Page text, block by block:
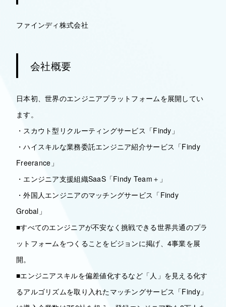
ファインディ株式会社
会社概要
日本初、世界のエンジニアプラットフォームを展開してい
ます。
・スカウト型リクルーティングサービス「Findy」
・ハイスキルな業務委託エンジニア紹介サービス「Findy
Freerance」
・エンジニア支援組織SaaS「Findy Team＋」
・外国人エンジニアのマッチングサービス「Findy
Grobal」
■すべてのエンジニアが不安なく挑戦できる世界共通のプラ
ットフォームをつくることをビジョンに掲げ、4事業を展
開。
■エンジニアスキルを偏差値化するなど「人」を見える化す
るアルゴリズムを取り入れたマッチングサービス「Findy」